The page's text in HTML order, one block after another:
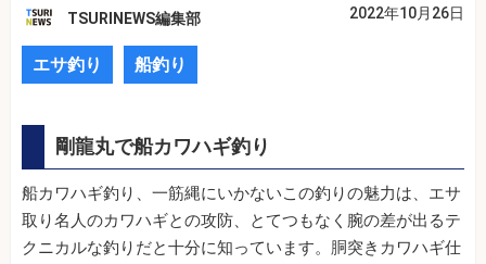
TSURINEWS編集部 2022年10月26日
エサ釣り 船釣り
剛龍丸で船カワハギ釣り
船カワハギ釣り、一筋縄にいかないこの釣りの魅力は、エサ
取り名人のカワハギとの攻防、とてつもなく腕の差が出るテ
クニカルな釣りだと十分に知っています。胴突きカワハギ仕